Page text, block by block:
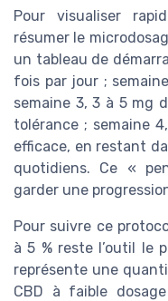
Pour visualiser
résumer le
un tableau de
fois par jour ;
semaine 3, 3 à 5 mg
tolérance ; semaine
efficace, en restant
quotidiens. Ce «
garder une
Pour suivre ce
à 5 % reste l’outil le
représente une
CBD à faible